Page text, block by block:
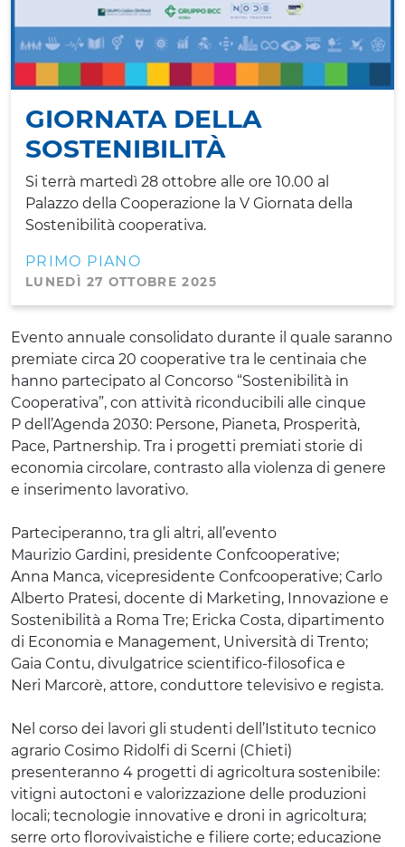
GIORNATA DELLA
SOSTENIBILITÀ
Si terrà martedì 28 ottobre alle ore 10.00 al
Palazzo della Cooperazione la V Giornata della
Sostenibilità cooperativa.
PRIMO PIANO
LUNEDÌ 27 OTTOBRE 2025
Evento annuale consolidato durante il quale saranno
premiate circa 20 cooperative tra le centinaia che
hanno partecipato al Concorso “Sostenibilità in
Cooperativa”, con attività riconducibili alle cinque
P dell’Agenda 2030: Persone, Pianeta, Prosperità,
Pace, Partnership. Tra i progetti premiati storie di
economia circolare, contrasto alla violenza di genere
e inserimento lavorativo.
Parteciperanno, tra gli altri, all’evento
Maurizio Gardini, presidente Confcooperative;
Anna Manca, vicepresidente Confcooperative; Carlo
Alberto Pratesi, docente di Marketing, Innovazione e
Sostenibilità a Roma Tre; Ericka Costa, dipartimento
di Economia e Management, Università di Trento;
Gaia Contu, divulgatrice scientifico-filosofica e
Neri Marcorè, attore, conduttore televisivo e regista.
Nel corso dei lavori gli studenti dell’Istituto tecnico
agrario Cosimo Ridolfi di Scerni (Chieti)
presenteranno 4 progetti di agricoltura sostenibile:
vitigni autoctoni e valorizzazione delle produzioni
locali; tecnologie innovative e droni in agricoltura;
serre orto florovivaistiche e filiere corte; educazione